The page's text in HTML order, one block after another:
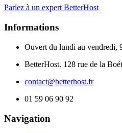
Parlez à un expert BetterHost
Informations
Ouvert du lundi au vendredi,
BetterHost. 128 rue de la
contact@betterhost.fr
01 59 06 90 92
Navigation